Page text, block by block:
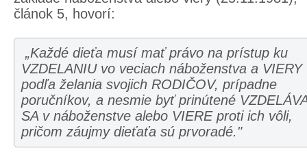
článok 5, hovorí:
„Každé dieťa musí mať právo na prístup ku
VZDELANIU vo veciach náboženstva a VIERY
podľa želania svojich RODIČOV, prípadne
poručníkov, a nesmie byť prinútené
SA v náboženstve alebo VIERE proti ich vôli,
pričom záujmy dieťaťa sú prvoradé."